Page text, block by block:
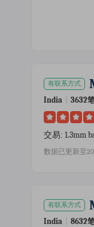
有联系方式
India 3632
交易: 1.3mm
数据已更新至
有联系方式
India 8632